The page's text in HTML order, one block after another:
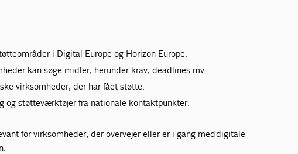
i Digital Europe og Horizon Europe.
kan søge midler, herunder krav, deadlines mv.
virksomheder, der har fået støtte.
og støtteværktøjer fra nationale kontaktpunkter.
for virksomheder, der overvejer eller er i gang med digitale